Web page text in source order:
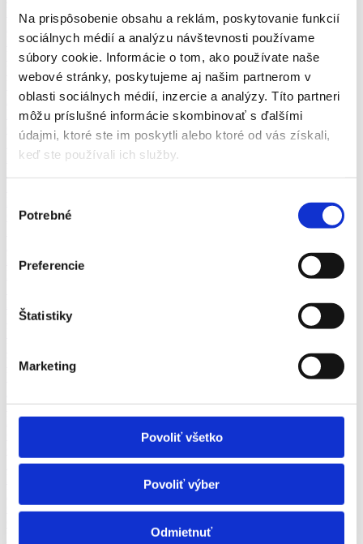
Na prispôsobenie obsahu a reklám, poskytovanie funkcií
sociálnych médií a analýzu návštevnosti používame
súbory cookie. Informácie o tom, ako používate naše
webové stránky, poskytujeme aj našim partnerom v
oblasti sociálnych médií, inzercie a analýzy. Títo partneri
môžu príslušné informácie skombinovať s ďalšími
údajmi, ktoré ste im poskytli alebo ktoré od vás získali,
keď ste používali ich služby.
súhlasu
Potrebné
Preferencie
Štatistiky
Marketing
Povoliť všetko
Povoliť výber
Odmietnuť
Predavač/ka
Realitný maklér
Reklamačné oddelenie
Vedúci call centra
Vedúci nákupu, odbytu
Vedúci predajne, prevádzky
Doučovanie
Fotograf
Opatrovanie detí
Inštalatér
Kaderníčka
Obsluha čerpacej stanice
Inštruktor autoškoly
Lektor jazykov
Učiteľ materskej školy
Vychovávateľ
Vysokoškolský učiteľ
Dermatológ
Fyzioterapeut, rehabilitácia
Internista
Onkológ